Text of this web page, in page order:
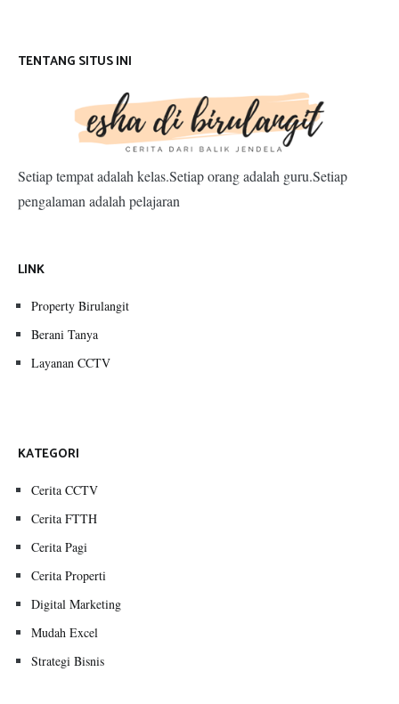
TENTANG SITUS INI
Setiap tempat adalah kelas.Setiap orang adalah guru.Setiap
pengalaman adalah pelajaran
LINK
Property Birulangit
Berani Tanya
Layanan CCTV
KATEGORI
Cerita CCTV
Cerita FTTH
Cerita Pagi
Cerita Properti
Digital Marketing
Mudah Excel
Strategi Bisnis